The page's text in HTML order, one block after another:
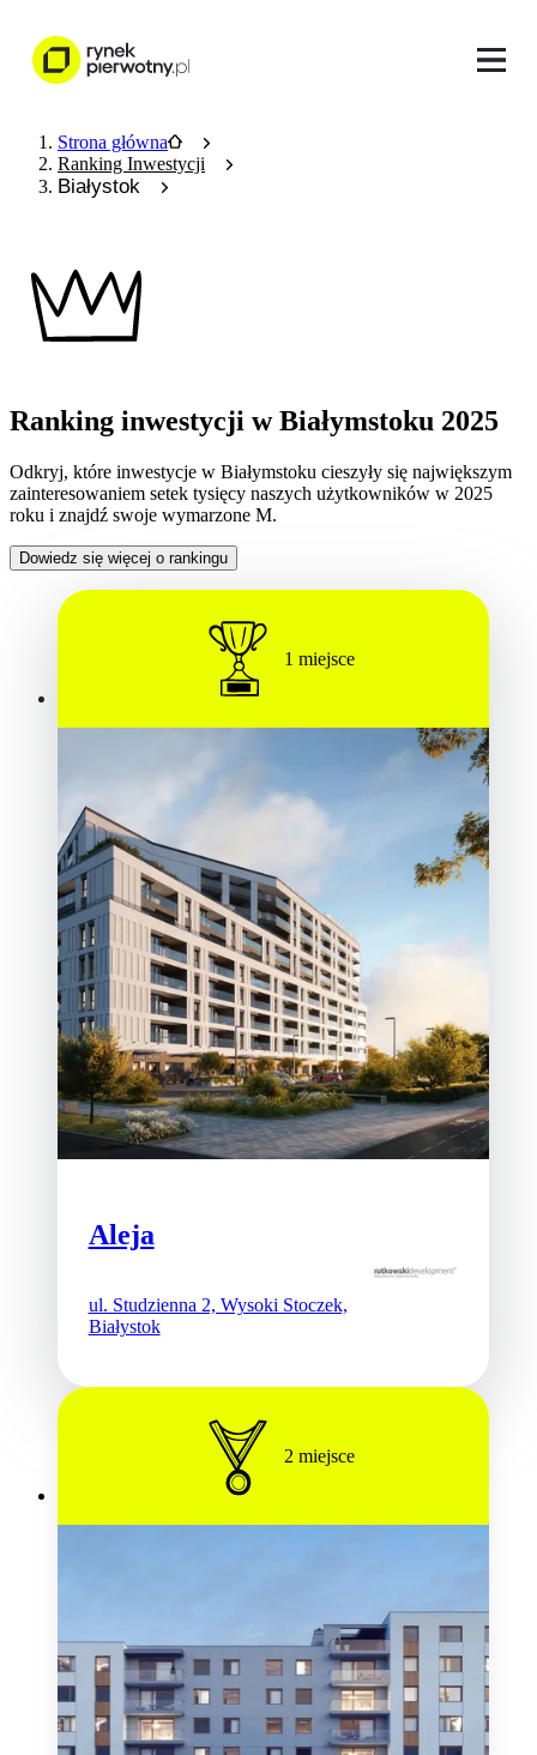
Strona główna
Ranking Inwestycji
Białystok
Ranking inwestycji w Białymstoku 2025
Odkryj, które inwestycje w Białymstoku cieszyły się największym
zainteresowaniem setek tysięcy naszych użytkowników w 2025
roku i znajdź swoje wymarzone M.
Dowiedz się więcej o rankingu
1 miejsce
Aleja
ul. Studzienna 2, Wysoki Stoczek,
Białystok
2 miejsce